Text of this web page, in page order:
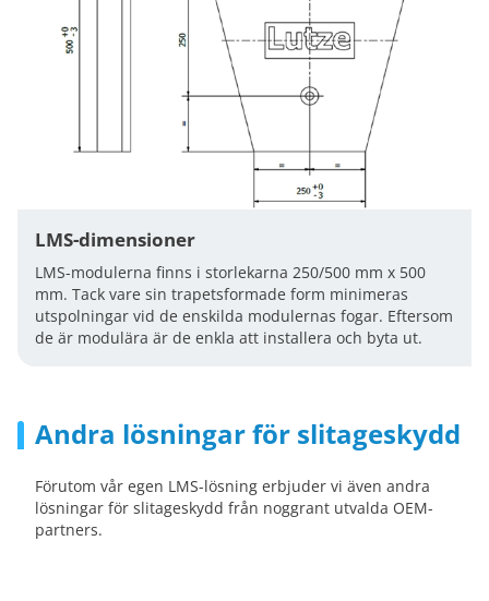
LMS-dimensioner
LMS-modulerna finns i storlekarna 250/500 mm x 500
mm. Tack vare sin trapetsformade form minimeras
utspolningar vid de enskilda modulernas fogar. Eftersom
de är modulära är de enkla att installera och byta ut.
Andra lösningar för slitageskydd
Förutom vår egen LMS-lösning erbjuder vi även andra
lösningar för slitageskydd från noggrant utvalda OEM-
partners.